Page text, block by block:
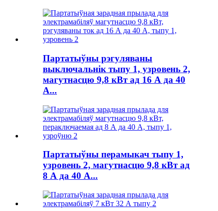
Партатыўны рэгуляваны
выключальнік тыпу 1, узровень 2,
магутнасцю 9,8 кВт ад 16 А да 40
А...
Партатыўны перамыкач тыпу 1,
узровень 2, магутнасцю 9,8 кВт ад
8 А да 40 А...